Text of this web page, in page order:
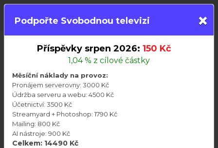
Videa Členství Besedy Audioknihy
Aktuality Připravujeme
Svobodná televize>>Všechny články
Telegramové zprávy 16.duben 2026
Podpořte Svobodnou televizi ×
Příspěvky srpen 2026: 150 Kč
1,04 % z cílové částky
Měsíční náklady na provoz:
Pronájem serverovny: 3000 Kč
Údržba serveru a webu: 4500 Kč
Účetnictví: 3500 Kč
Streamyard + Photoshop: 1790 Kč
Mailing: 800 Kč
AI nástroje: 900 Kč
Celkem: 14490 Kč